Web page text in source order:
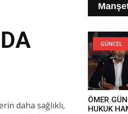
daha sağlıklı,
GÜNCEL
ÖMER
HUKUK